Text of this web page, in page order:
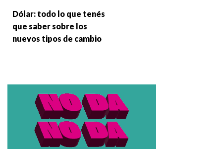
Dólar: todo lo que tenés
que saber sobre los
nuevos tipos de cambio